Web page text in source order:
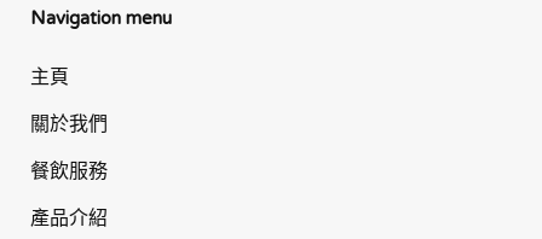
Navigation menu
主頁
關於我們
餐飲服務
產品介紹